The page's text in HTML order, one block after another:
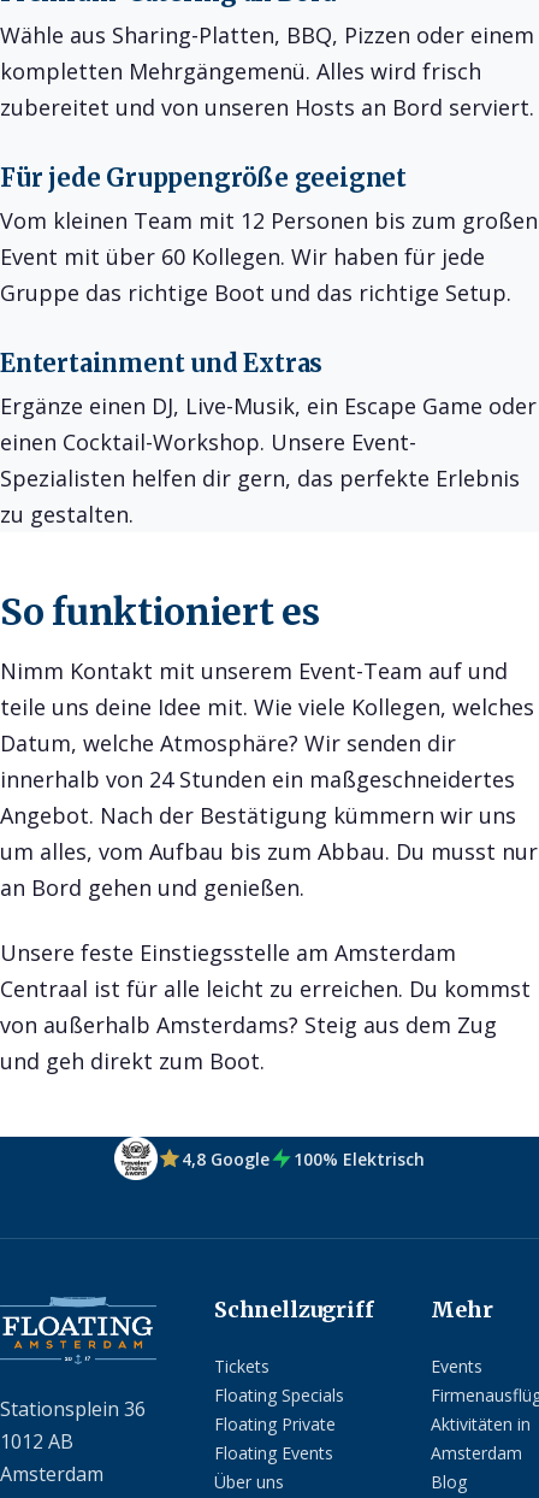
Wähle aus Sharing-Platten, BBQ, Pizzen oder einem
kompletten Mehrgängemenü. Alles wird frisch
zubereitet und von unseren Hosts an Bord serviert.
Für jede Gruppengröße geeignet
Vom kleinen Team mit 12 Personen bis zum großen
Event mit über 60 Kollegen. Wir haben für jede
Gruppe das richtige Boot und das richtige Setup.
Entertainment und Extras
Ergänze einen DJ, Live-Musik, ein Escape Game oder
einen Cocktail-Workshop. Unsere Event-
Spezialisten helfen dir gern, das perfekte Erlebnis
zu gestalten.
So funktioniert es
Nimm Kontakt mit unserem Event-Team auf und
teile uns deine Idee mit. Wie viele Kollegen, welches
Datum, welche Atmosphäre? Wir senden dir
innerhalb von 24 Stunden ein maßgeschneidertes
Angebot. Nach der Bestätigung kümmern wir uns
um alles, vom Aufbau bis zum Abbau. Du musst nur
an Bord gehen und genießen.
Unsere feste Einstiegsstelle am Amsterdam
Centraal ist für alle leicht zu erreichen. Du kommst
von außerhalb Amsterdams? Steig aus dem Zug
und geh direkt zum Boot.
4,8 Google 100% Elektrisch
Stationsplein 36
1012 AB
Amsterdam
Schnellzugriff
Tickets
Floating Specials
Floating Private
Floating Events
Über uns
Mehr
Events
Aktivitäten in
Amsterdam
Blog